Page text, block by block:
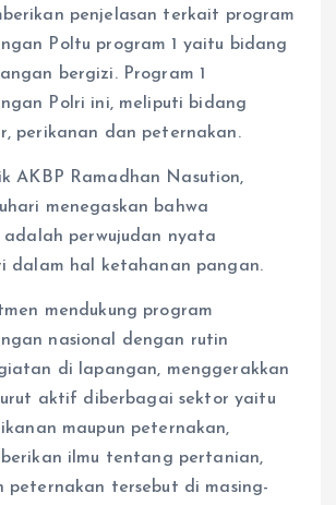
penjelasan terkait program
Poltu program 1 yaitu bidang
bergizi. Program 1
Polri ini, meliputi bidang
perikanan dan peternakan.
AKBP Ramadhan Nasution,
menegaskan bahwa
adalah perwujudan nyata
dalam hal ketahanan pangan.
mendukung program
nasional dengan rutin
di lapangan, menggerakkan
aktif diberbagai sektor yaitu
maupun peternakan,
ilmu tentang pertanian,
peternakan tersebut di masing-